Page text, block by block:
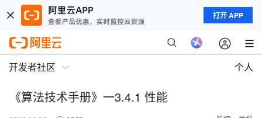
打开 APP
开发者社区 个人
《算法技术手册》一3.4.1 性能